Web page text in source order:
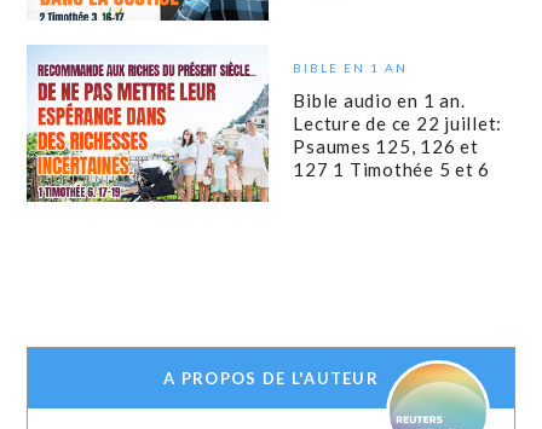
BIBLE EN 1 AN
Bible audio en 1 an.
Lecture de ce 22 juillet:
Psaumes 125, 126 et
127 1 Timothée 5 et 6
A PROPOS DE L'AUTEUR